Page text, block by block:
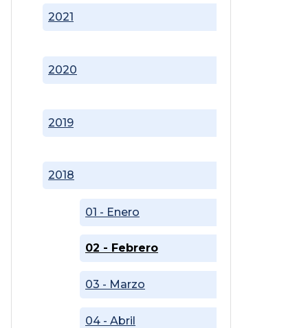
2018
01 - Enero
02 - Febrero
03 - Marzo
04 - Abril
2019
2020
2021